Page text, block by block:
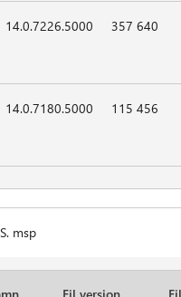
14.0.7226.5000 357 640
14.0.7180.5000 115 456
msp